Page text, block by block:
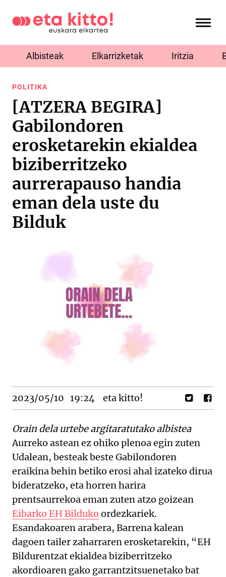
Albisteak Elkarrizketak Iritzia
POLITIKA
[ATZERA BEGIRA]
Gabilondoren
erosketarekin ekialdea
biziberritzeko
aurrerapauso handia
eman dela uste du
Bilduk
2023/05/10 19:24 eta kitto!
Orain dela urtebe argitaratutako albistea
Aurreko astean ez ohiko plenoa egin zuten
Udalean, besteak beste Gabilondoren
eraikina behin betiko erosi ahal izateko dirua
bideratzeko, eta horren harira
prentsaurrekoa eman zuten atzo goizean
Eibarko EH Bilduko ordezkariek.
Esandakoaren arabera, Barrena kalean
dagoen tailer zaharraren erosketarekin, “EH
Bildurentzat ekialdea biziberritzeko
akordioaren gako garrantzitsuenetako bat